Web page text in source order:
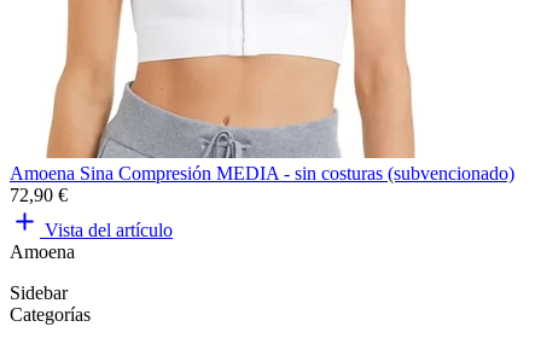
Amoena Sina Compresión MEDIA - sin costuras (subvencionado)
72,90 €
Vista del artículo
Amoena
Sidebar
Categorías